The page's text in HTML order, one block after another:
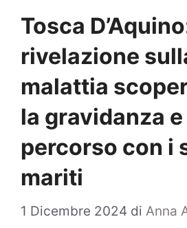
Tosca
rivelazione
malattia
la gravidanza
percorso con i
mariti
1 Dicembre 2024 di Anna